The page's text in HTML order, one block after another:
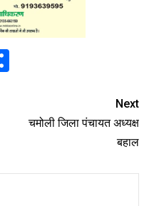
Next
चमोली जिला पंचायत अध्यक्ष
बहाल